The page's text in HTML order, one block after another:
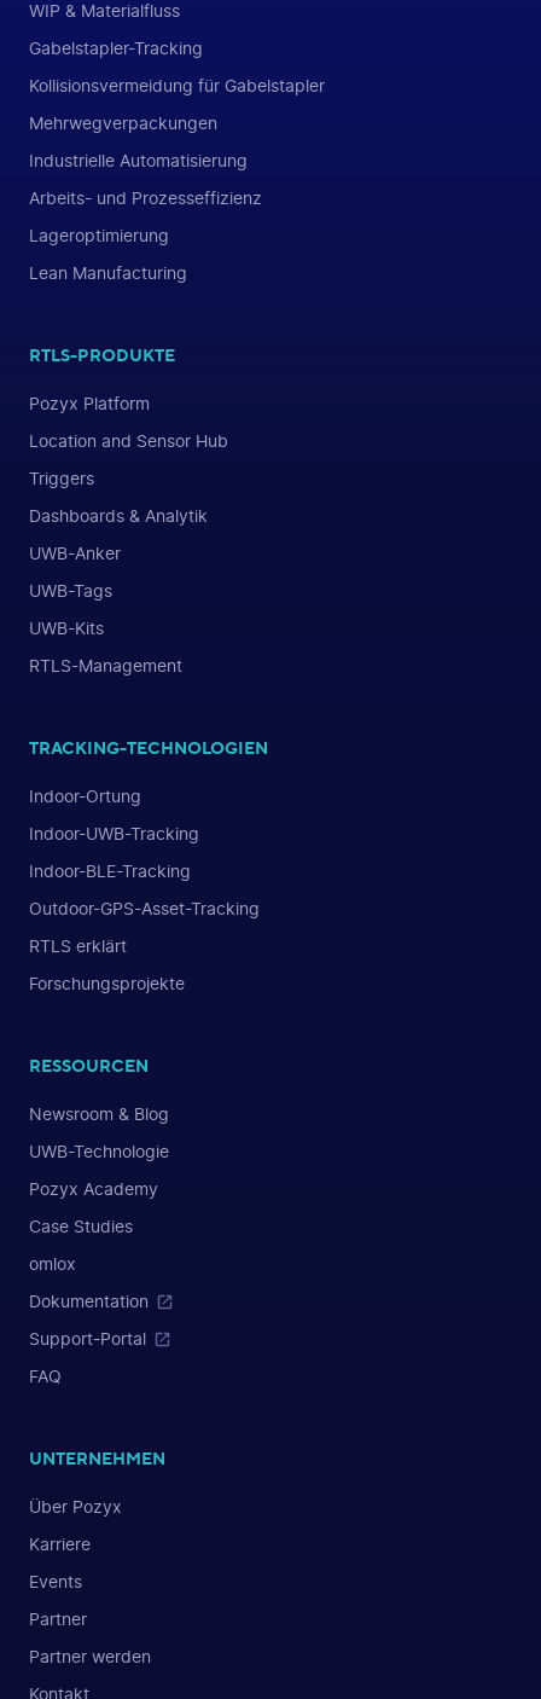
WIP & Materialfluss
Gabelstapler-Tracking
Kollisionsvermeidung für Gabelstapler
Mehrwegverpackungen
Industrielle Automatisierung
Arbeits- und Prozesseffizienz
Lageroptimierung
Lean Manufacturing
RTLS-PRODUKTE
Pozyx Platform
Location and Sensor Hub
Triggers
Dashboards & Analytik
UWB-Anker
UWB-Tags
UWB-Kits
RTLS-Management
TRACKING-TECHNOLOGIEN
Indoor-Ortung
Indoor-UWB-Tracking
Indoor-BLE-Tracking
Outdoor-GPS-Asset-Tracking
RTLS erklärt
Forschungsprojekte
RESSOURCEN
Newsroom & Blog
UWB-Technologie
Pozyx Academy
Case Studies
omlox
Dokumentation
Support-Portal
FAQ
UNTERNEHMEN
Über Pozyx
Karriere
Events
Partner
Partner werden
Kontakt